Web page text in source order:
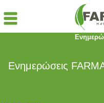
Ενημερώσεις